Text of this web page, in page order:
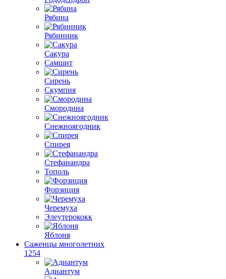
Рябина
Рябинник
Сакура
Самшит
Сирень
Скумпия
Смородина
Снежноягодник
Спирея
Стефанандра
Тополь
Форзиция
Черемуха
Элеутерококк
Яблоня
Саженцы многолетних
1254
Адиантум